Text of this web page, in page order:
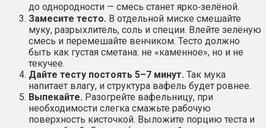
до однородности — смесь станет ярко‑зелёной.
Замесите тесто. В отдельной миске смешайте
муку, разрыхлитель, соль и специи. Влейте зелёную
смесь и перемешайте венчиком. Тесто должно
быть как густая сметана: не «каменное», но и не
текучее.
Дайте тесту постоять 5–7 минут. Так мука
напитает влагу, и структура вафель будет ровнее.
Выпекайте. Разогрейте вафельницу, при
необходимости слегка смажьте рабочую
поверхность кисточкой. Выложите порцию теста и